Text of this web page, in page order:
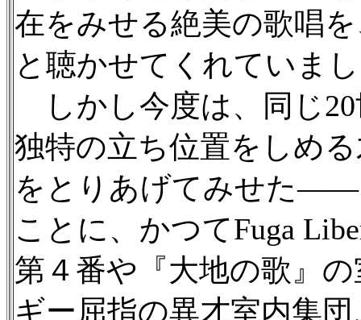
在をみせる絶美の歌唱
と聴かせてくれていま
しかし今度は、同じ
独特の立ち位置をしめ
をとりあげてみせた——
ことに、かつてFuga
第４番や『大地の歌』
ギー屈指の異才室内集